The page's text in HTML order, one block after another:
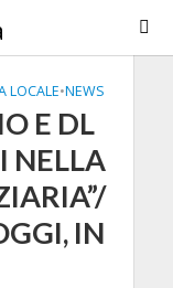
LOCALE•NEWS
E DL
NELLA
IN